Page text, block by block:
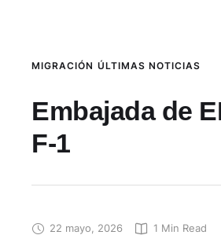
MIGRACIÓN ÚLTIMAS NOTICIAS
Embajada de
F-1
22 mayo, 2026 1 Min Read